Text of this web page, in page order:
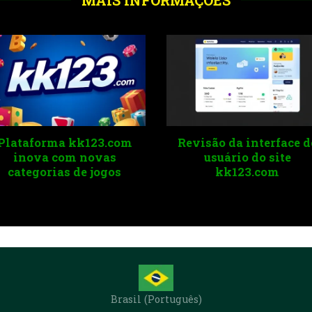
da interface do
usuário do site
kk123.com
Jogos de cassino
populares em
em 2025
Brasil (Português)